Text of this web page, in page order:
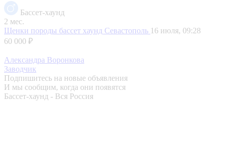
Бассет-хаунд
2 мес.
Щенки породы бассет хаунд Севастополь 16 июля, 09:28
60 000 ₽
Александра Воронкова
Заводчик
Подпишитесь на новые объявления
И мы сообщим, когда они появятся
Бассет-хаунд - Вся Россия